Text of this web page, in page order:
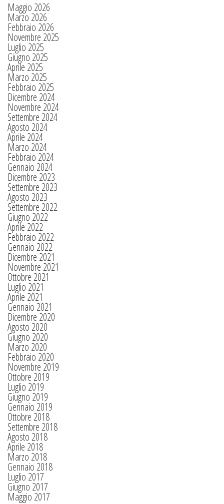
Maggio 2026
Marzo 2026
Febbraio 2026
Novembre 2025
Luglio 2025
Giugno 2025
Aprile 2025
Marzo 2025
Febbraio 2025
Dicembre 2024
Novembre 2024
Settembre 2024
Agosto 2024
Aprile 2024
Marzo 2024
Febbraio 2024
Gennaio 2024
Dicembre 2023
Settembre 2023
Agosto 2023
Settembre 2022
Giugno 2022
Aprile 2022
Febbraio 2022
Gennaio 2022
Dicembre 2021
Novembre 2021
Ottobre 2021
Luglio 2021
Aprile 2021
Gennaio 2021
Dicembre 2020
Agosto 2020
Giugno 2020
Marzo 2020
Febbraio 2020
Novembre 2019
Ottobre 2019
Luglio 2019
Giugno 2019
Gennaio 2019
Ottobre 2018
Settembre 2018
Agosto 2018
Aprile 2018
Marzo 2018
Gennaio 2018
Luglio 2017
Giugno 2017
Maggio 2017